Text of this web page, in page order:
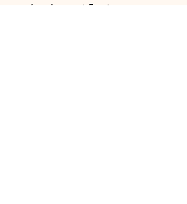
céramiques et 5 pots pour une